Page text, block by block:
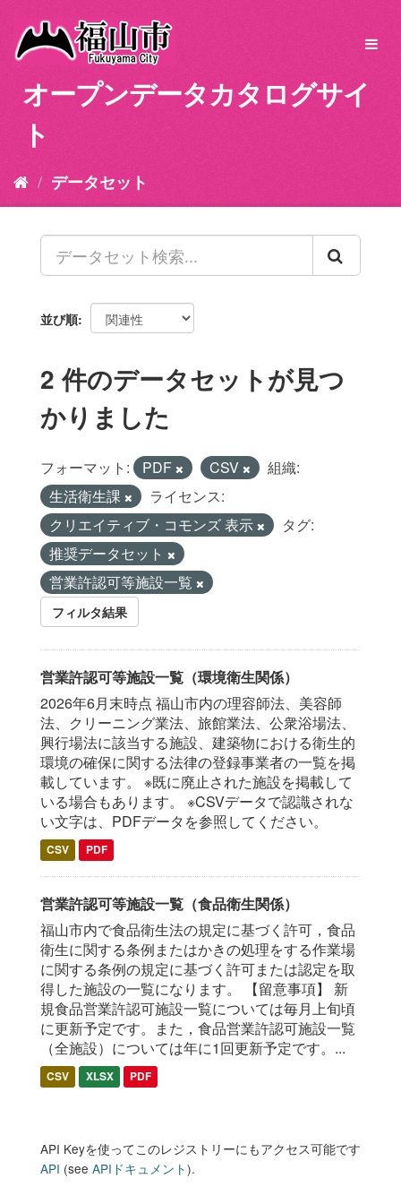
オープンデータカタログサイ
ト
データセット
並び順
2 件のデータセットが見つ
かりました
フォーマット: PDF CSV
組織:
生活衛生課
ライセンス:
クリエイティブ・コモンズ 表示
タグ:
推奨データセット
営業許認可等施設一覧
フィルタ結果
営業許認可等施設一覧（環境衛生関係）
2026年6月末時点 福山市内の理容師法、美容師
法、クリーニング業法、旅館業法、公衆浴場法、
興行場法に該当する施設、建築物における衛生的
環境の確保に関する法律の登録事業者の一覧を掲
載しています。 ※既に廃止された施設を掲載して
いる場合もあります。 ※CSVデータで認識されな
い文字は、PDFデータを参照してください。
CSV PDF
営業許認可等施設一覧（食品衛生関係）
福山市内で食品衛生法の規定に基づく許可，食品
衛生に関する条例またはかきの処理をする作業場
に関する条例の規定に基づく許可または認定を取
得した施設の一覧になります。 【留意事項】 新
規食品営業許認可施設一覧については毎月上旬頃
に更新予定です。また，食品営業許認可施設一覧
（全施設）については年に1回更新予定です。...
CSV XLSX PDF
API Keyを使ってこのレジストリーにもアクセス可能です
API (see APIドキュメント).